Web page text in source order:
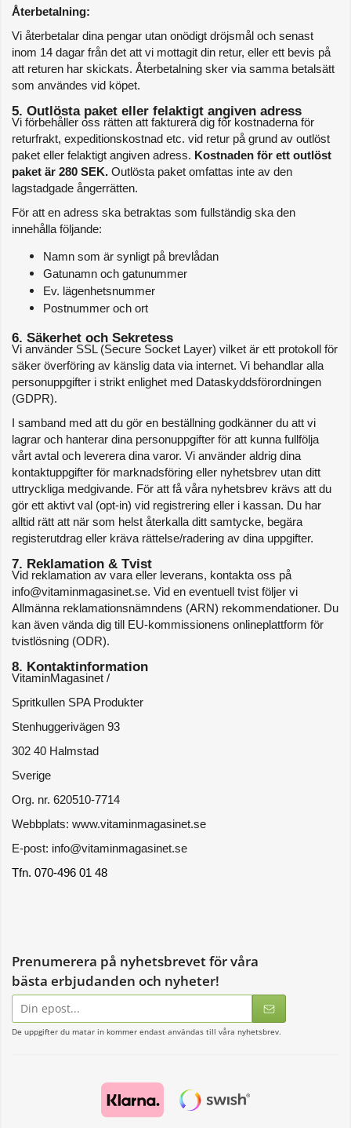
Återbetalning:
Vi återbetalar dina pengar utan onödigt dröjsmål och senast
inom 14 dagar från det att vi mottagit din retur, eller ett bevis på
att returen har skickats. Återbetalning sker via samma betalsätt
som användes vid köpet.
5. Outlösta paket eller felaktigt angiven adress
Vi förbehåller oss rätten att fakturera dig för kostnaderna för
returfrakt, expeditionskostnad etc. vid retur på grund av outlöst
paket eller felaktigt angiven adress. Kostnaden för ett outlöst
paket är 280 SEK. Outlösta paket omfattas inte av den
lagstadgade ångerrätten.
För att en adress ska betraktas som fullständig ska den
innehålla följande:
Namn som är synligt på brevlådan
Gatunamn och gatunummer
Ev. lägenhetsnummer
Postnummer och ort
6. Säkerhet och Sekretess
Vi använder SSL (Secure Socket Layer) vilket är ett protokoll för
säker överföring av känslig data via internet. Vi behandlar alla
personuppgifter i strikt enlighet med Dataskyddsförordningen
(GDPR).
I samband med att du gör en beställning godkänner du att vi
lagrar och hanterar dina personuppgifter för att kunna fullfölja
vårt avtal och leverera dina varor. Vi använder aldrig dina
kontaktuppgifter för marknadsföring eller nyhetsbrev utan ditt
uttryckliga medgivande. För att få våra nyhetsbrev krävs att du
gör ett aktivt val (opt-in) vid registrering eller i kassan. Du har
alltid rätt att när som helst återkalla ditt samtycke, begära
registerutdrag eller kräva rättelse/radering av dina uppgifter.
7. Reklamation & Tvist
Vid reklamation av vara eller leverans, kontakta oss på
info@vitaminmagasinet.se. Vid en eventuell tvist följer vi
Allmänna reklamationsnämndens (ARN) rekommendationer. Du
kan även vända dig till EU-kommissionens onlineplattform för
tvistlösning (ODR).
8. Kontaktinformation
VitaminMagasinet /
Spritkullen SPA Produkter
Stenhuggerivägen 93
302 40 Halmstad
Sverige
Org. nr. 620510-7714
Webbplats: www.vitaminmagasinet.se
E-post: info@vitaminmagasinet.se
Tfn. 070-496 01 48
Prenumerera på nyhetsbrevet för våra
bästa erbjudanden och nyheter!
E-
postadress
De uppgifter du matar in kommer endast användas till våra nyhetsbrev.